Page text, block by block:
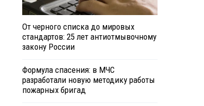
От черного списка до мировых
стандартов: 25 лет антиотмывочному
закону России
Формула спасения: в МЧС
разработали новую методику работы
пожарных бригад